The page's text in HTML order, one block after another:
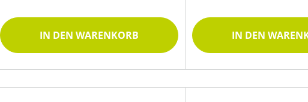
IN DEN WARENKORB IN DEN